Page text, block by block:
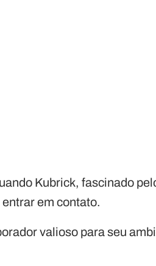
Kubrick, fascinado
em contato.
valioso para seu